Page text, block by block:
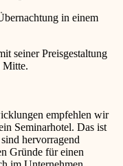
in einem
seiner Preisgestaltung
Mitte.
empfehlen wir
Seminarhotel. Das ist
hervorragend
Gründe für einen